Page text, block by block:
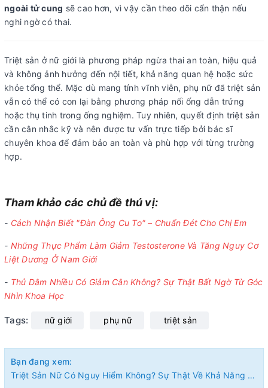
ngoài tử cung sẽ cao hơn, vì vậy cần theo dõi cẩn thận nếu
nghi ngờ có thai.
Triệt sản ở nữ giới là phương pháp ngừa thai an toàn, hiệu quả
và không ảnh hưởng đến nội tiết, khả năng quan hệ hoặc sức
khỏe tổng thể. Mặc dù mang tính vĩnh viễn, phụ nữ đã triệt sản
vẫn có thể có con lại bằng phương pháp nối ống dẫn trứng
hoặc thụ tinh trong ống nghiệm. Tuy nhiên, quyết định triệt sản
cần cân nhắc kỹ và nên được tư vấn trực tiếp bởi bác sĩ
chuyên khoa để đảm bảo an toàn và phù hợp với từng trường
hợp.
Tham khảo các chủ đề thú vị:
- Cách Nhận Biết "Đàn Ông Cu To" – Chuẩn Đét Cho Chị Em
- Những Thực Phẩm Làm Giảm Testosterone Và Tăng Nguy Cơ
Liệt Dương Ở Nam Giới
- Thủ Dâm Nhiều Có Giảm Cân Không? Sự Thật Bất Ngờ Từ Góc
Nhìn Khoa Học
Tags: nữ giới phụ nữ triệt sản
Bạn đang xem:
Triệt Sản Nữ Có Nguy Hiểm Không? Sự Thật Về Khả Năng Mang Thai Sau Triệt Sản